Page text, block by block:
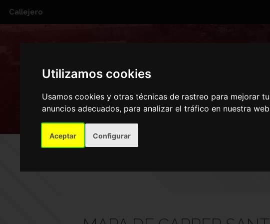
Utilizamos cookies
Usamos cookies y otras técnicas de rastreo para mejorar
anuncios adecuados, para analizar el tráfico en nuestra
Aceptar Configurar
Callejero